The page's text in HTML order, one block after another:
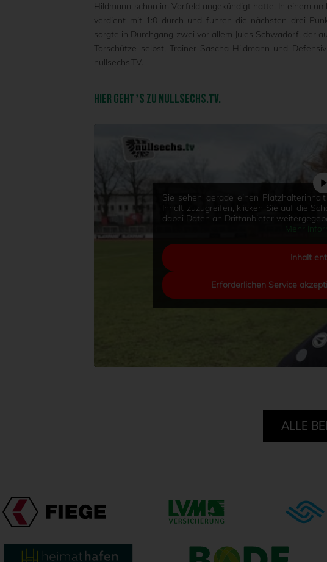
Hildmann schon im Vorfeld angekündigt hatte. In einem
verdient mit 1:0 durch und fuhren die nächsten drei
sorgte in Durchgang zwei vor allem Jules Schwadorf, der
Torschütze selbst, Trainer Sascha Hildmann und
nullsechs.TV.
HIER GEHT’S ZU NULLSECHS.TV.
Sie sehen gerade einen
Inhalt zuzugreifen, klicken Sie auf die
dabei Daten an Drittanbieter
Mehr
Inhalt
Erforderlichen Service
ALLE